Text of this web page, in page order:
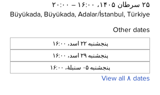
۲۵ سرطان ۱۴۰۵، ۱۶:۰۰ – ۲۰:۰۰
Büyükada, Büyükada, Adalar/İstanbul, Türkiye
Other dates
پنجشنبه ۲۲ اسد، ۱۶:۰۰
پنجشنبه ۲۹ اسد، ۱۶:۰۰
پنجشنبه ۰۵ سنبلهٔ، ۱۶:۰۰
View all ۸ dates